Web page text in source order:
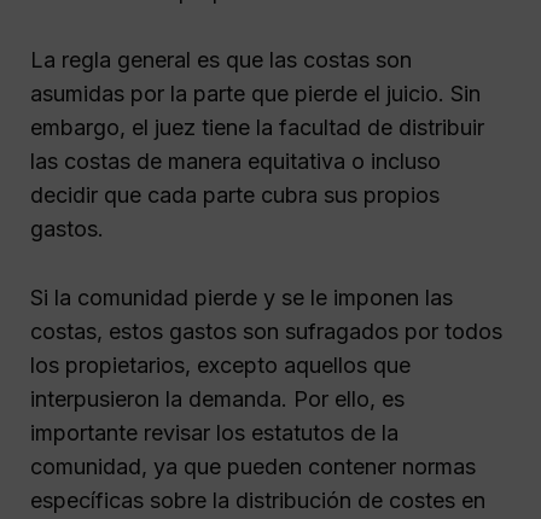
La regla general es que las costas son
asumidas por la parte que pierde el juicio. Sin
embargo, el juez tiene la facultad de distribuir
las costas de manera equitativa o incluso
decidir que cada parte cubra sus propios
gastos.
Si la comunidad pierde y se le imponen las
costas, estos gastos son sufragados por todos
los propietarios, excepto aquellos que
interpusieron la demanda. Por ello, es
importante revisar los estatutos de la
comunidad, ya que pueden contener normas
específicas sobre la distribución de costes en